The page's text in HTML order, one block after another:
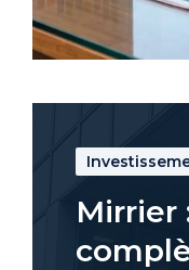
Mirrier